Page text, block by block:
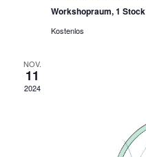
Workshopraum, 1 Stock
Kostenlos
NOV.
11
2024